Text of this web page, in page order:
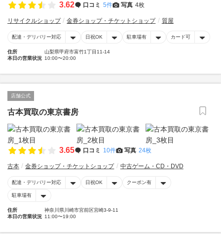
3.62 口コミ 5件 写真 4枚
リサイクルショップ 金券ショップ・チケットショップ 質屋
配達・デリバリー対応 日祝OK 駐車場有 カード可
住所
山梨県甲府市富竹1丁目11-14
本日の営業状況 10:00〜20:00
店舗公式
古本買取の東京書房
3.65 口コミ 10件 写真 24枚
古本 金券ショップ・チケットショップ 中古ゲーム・CD・DVD
配達・デリバリー対応 日祝OK クーポン有
駐車場有
住所
神奈川県川崎市宮前区宮崎3-9-11
本日の営業状況 11:00〜19:00